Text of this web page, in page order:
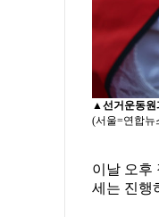
▲ 선거운동원
(서울=연합뉴
이날 오후
세는 진행